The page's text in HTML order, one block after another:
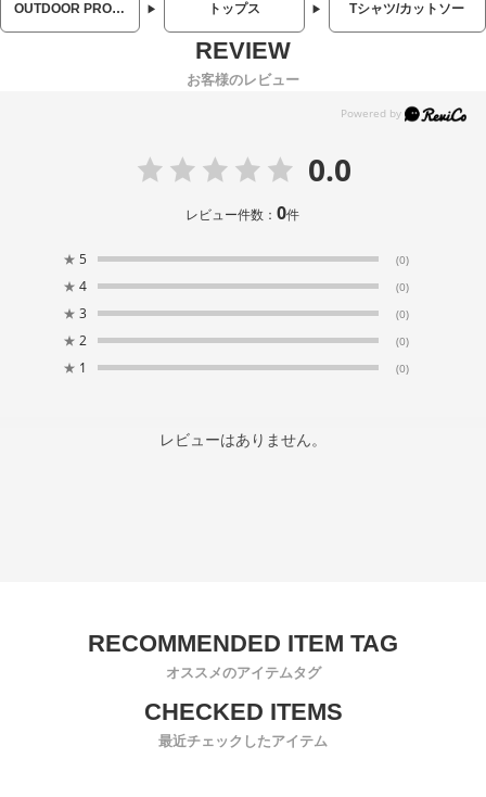
OUTDOOR PRODUCTS (アウトドアプロダクツ) トップス Tシャツ/カットソー
お客様のレビュー
0.0
レビュー件数：0件
★ 5 (0)
★ 4 (0)
★ 3 (0)
★ 2 (0)
★ 1 (0)
レビューはありません。
オススメのアイテムタグ
最近チェックしたアイテム